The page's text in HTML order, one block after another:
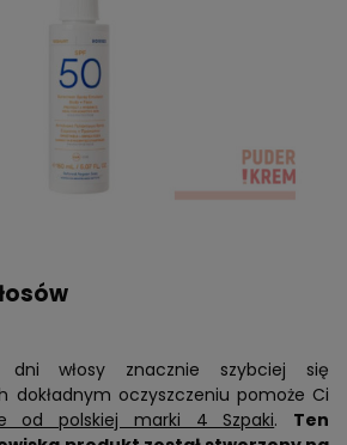
włosy znacznie szybciej się
dokładnym oczyszczeniu pomoże Ci
od polskiej marki 4 Szpaki. Ten